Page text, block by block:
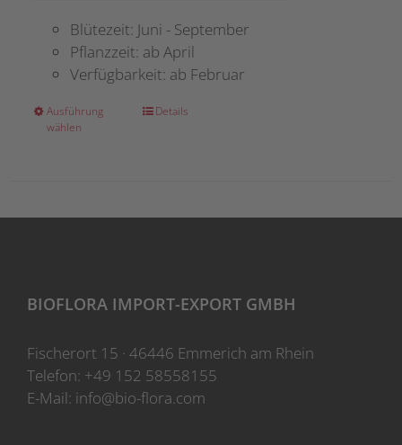
Blütezeit: Juni - September
Pflanzzeit: ab April
Verfügbarkeit: ab Februar
Ausführung
wählen
Dieses
können
auf
Produktseite
gewählt
werden
Details
BIOFLORA IMPORT-EXPORT GMBH
Fischerort 15 · 46446 Emmerich am Rhein
Telefon: +49 152 58558155
E-Mail: info@bio-flora.com